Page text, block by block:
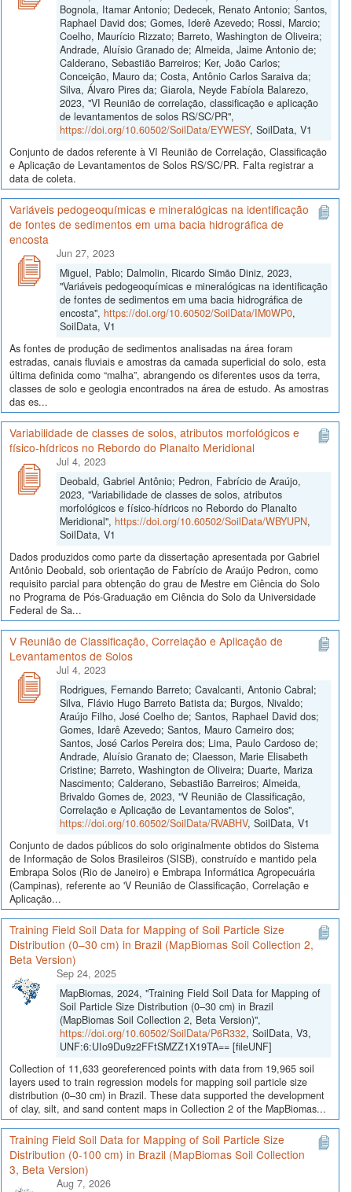
Bognola, Itamar Antonio; Dedecek, Renato Antonio; Santos,
Raphael David dos; Gomes, Iderê Azevedo; Rossi, Marcio;
Coelho, Maurício Rizzato; Barreto, Washington de Oliveira;
Andrade, Aluísio Granado de; Almeida, Jaime Antonio de;
Calderano, Sebastião Barreiros; Ker, João Carlos;
Conceição, Mauro da; Costa, Antônio Carlos Saraiva da;
Silva, Álvaro Pires da; Giarola, Neyde Fabíola Balarezo,
2023, "VI Reunião de correlação, classificação e aplicação
de levantamentos de solos RS/SC/PR",
https://doi.org/10.60502/SoilData/EYWESY, SoilData, V1
Conjunto de dados referente à VI Reunião de Correlação, Classificação
e Aplicação de Levantamentos de Solos RS/SC/PR. Falta registrar a
data de coleta.
Variáveis pedogeoquímicas e mineralógicas na identificação
de fontes de sedimentos em uma bacia hidrográfica de
encosta
Jun 27, 2023
Miguel, Pablo; Dalmolin, Ricardo Simão Diniz, 2023,
"Variáveis pedogeoquímicas e mineralógicas na identificação
de fontes de sedimentos em uma bacia hidrográfica de
encosta", https://doi.org/10.60502/SoilData/IM0WP0,
SoilData, V1
As fontes de produção de sedimentos analisadas na área foram
estradas, canais fluviais e amostras da camada superficial do solo, esta
última definida como “malha”, abrangendo os diferentes usos da terra,
classes de solo e geologia encontrados na área de estudo. As amostras
das es...
Variabilidade de classes de solos, atributos morfológicos e
físico-hídricos no Rebordo do Planalto Meridional
Jul 4, 2023
Deobald, Gabriel Antônio; Pedron, Fabrício de Araújo,
2023, "Variabilidade de classes de solos, atributos
morfológicos e físico-hídricos no Rebordo do Planalto
Meridional", https://doi.org/10.60502/SoilData/WBYUPN,
SoilData, V1
Dados produzidos como parte da dissertação apresentada por Gabriel
Antônio Deobald, sob orientação de Fabrício de Araújo Pedron, como
requisito parcial para obtenção do grau de Mestre em Ciência do Solo
no Programa de Pós-Graduação em Ciência do Solo da Universidade
Federal de Sa...
V Reunião de Classificação, Correlação e Aplicação de
Levantamentos de Solos
Jul 4, 2023
Rodrigues, Fernando Barreto; Cavalcanti, Antonio Cabral;
Silva, Flávio Hugo Barreto Batista da; Burgos, Nivaldo;
Araújo Filho, José Coelho de; Santos, Raphael David dos;
Gomes, Idarê Azevedo; Santos, Mauro Carneiro dos;
Santos, José Carlos Pereira dos; Lima, Paulo Cardoso de;
Andrade, Aluísio Granato de; Claesson, Marie Elisabeth
Cristine; Barreto, Washington de Oliveira; Duarte, Mariza
Nascimento; Calderano, Sebastião Barreiros; Almeida,
Brivaldo Gomes de, 2023, "V Reunião de Classificação,
Correlação e Aplicação de Levantamentos de Solos",
https://doi.org/10.60502/SoilData/RVABHV, SoilData, V1
Conjunto de dados públicos do solo originalmente obtidos do Sistema
de Informação de Solos Brasileiros (SISB), construído e mantido pela
Embrapa Solos (Rio de Janeiro) e Embrapa Informática Agropecuária
(Campinas), referente ao 'V Reunião de Classificação, Correlação e
Aplicação...
Training Field Soil Data for Mapping of Soil Particle Size
Distribution (0–30 cm) in Brazil (MapBiomas Soil Collection 2,
Beta Version)
Sep 24, 2025
MapBiomas, 2024, "Training Field Soil Data for Mapping of
Soil Particle Size Distribution (0–30 cm) in Brazil
(MapBiomas Soil Collection 2, Beta Version)",
https://doi.org/10.60502/SoilData/P6R332, SoilData, V3,
UNF:6:UIo9Du9z2FFtSMZZ1X19TA== [fileUNF]
Collection of 11,633 georeferenced points with data from 19,965 soil
layers used to train regression models for mapping soil particle size
distribution (0–30 cm) in Brazil. These data supported the development
of clay, silt, and sand content maps in Collection 2 of the MapBiomas...
Training Field Soil Data for Mapping of Soil Particle Size
Distribution (0-100 cm) in Brazil (MapBiomas Soil Collection
3, Beta Version)
Aug 7, 2026